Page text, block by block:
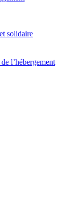
solidaire
l’hébergement